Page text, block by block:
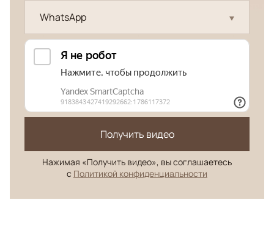
WhatsApp
Получить видео
Нажимая «Получить видео», вы соглашаетесь
с Политикой конфиденциальности